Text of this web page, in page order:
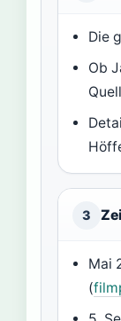
Die
Ob
3
Mai
(